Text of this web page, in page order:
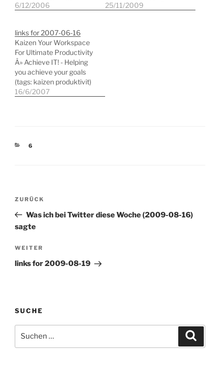
traditionell arbeitende
können. (tags: web2.0
marketing) PR Blogger:
Blogs - die wirklichen
neuen Medien" (tags:
blogosphere medien) FTD
- Lars Hinrichs: Pionier
mit geliehener Erfahrung
6/12/2006
Question | Brian Solis -
25/11/2009
links for 2007-06-16
Kaizen Your Workspace
For Ultimate Productivity
Â» Achieve IT! - Helping
you achieve your goals
(tags: kaizen produktivit)
Social Media Meets
marketing integrates
16/6/2007
KATEGORIEN
6
Beitragsnavigation
Vorheriger
Beitrag
ZURÜCK
Was ich bei Twitter diese Woche (2009-08-16)
sagte
Nächster
Beitrag
WEITER
links for 2009-08-19
SUCHE
nach: